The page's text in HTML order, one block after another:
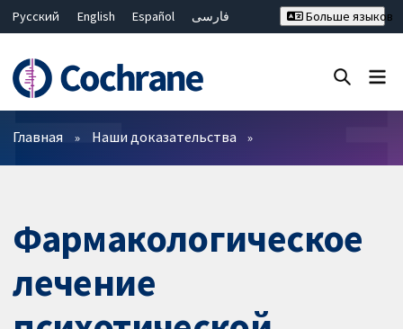
Русский English Español
فارسی
Bahasa Malaysia
ไทย
繁體中文
简体中文
Больше языков
Фильтры
Главная Наши доказательства
Фармакологическое
лечение